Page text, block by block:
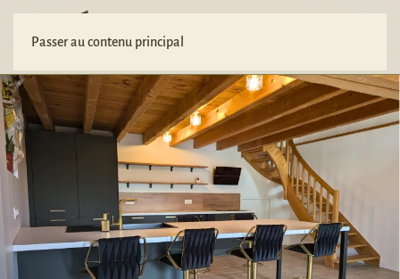
Passer au contenu principal